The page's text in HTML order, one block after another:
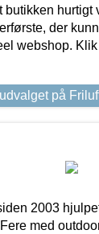
butikken hurtigt
der
webshop.
på
2003
med